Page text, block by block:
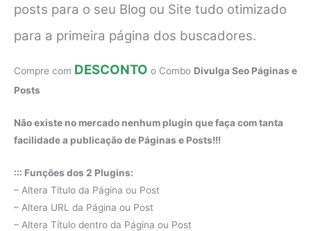
posts para o seu Blog ou Site tudo otimizado
para a primeira página dos buscadores.
Compre com DESCONTO o Combo Divulga Seo Páginas e
Posts
Não existe no mercado nenhum plugin que faça com tanta
facilidade a publicação de Páginas e Posts!!!
::: Funções dos 2 Plugins:
– Altera Título da Página ou Post
– Altera URL da Página ou Post
– Altera Título dentro da Página ou Post